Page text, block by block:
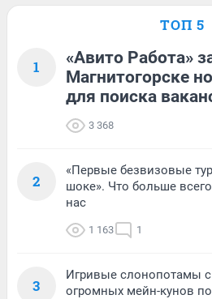
ТОП 5
1
«Авито Работа»
Магнитогорске
для поиска
3 368
2
«Первые безвизовые
шоке». Что больше
нас
1 163 1
3
Игривые слонопотамы с
огромных мейн-кунов